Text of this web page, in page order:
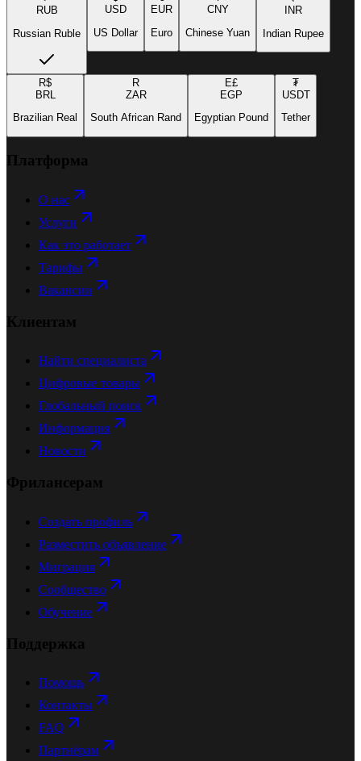
RUB
Russian Ruble
USD
US Dollar
EUR
Euro
CNY
Chinese Yuan
INR
Indian Rupee
R$
BRL
Brazilian Real
R
ZAR
South African Rand
E£
EGP
Egyptian Pound
₮
USDT
Tether
Платформа
О нас
Услуги
Как это работает
Тарифы
Вакансии
Клиентам
Найти специалиста
Цифровые товары
Глобальный поиск
Информация
Новости
Фрилансерам
Создать профиль
Разместить объявление
Миграция
Сообщество
Обучение
Поддержка
Помощь
Контакты
FAQ
Партнёрам